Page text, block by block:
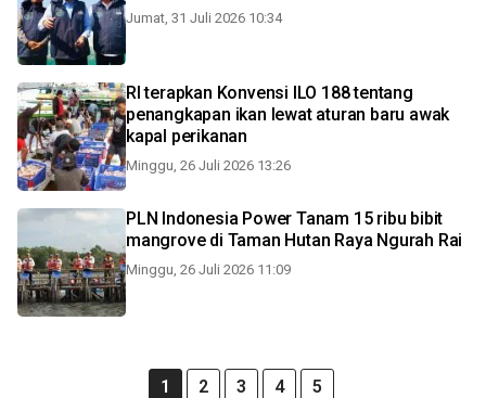
Jumat, 31 Juli 2026 10:34
RI terapkan Konvensi ILO 188 tentang
penangkapan ikan lewat aturan baru awak
kapal perikanan
Minggu, 26 Juli 2026 13:26
PLN Indonesia Power Tanam 15 ribu bibit
mangrove di Taman Hutan Raya Ngurah Rai
Minggu, 26 Juli 2026 11:09
1 2 3 4 5